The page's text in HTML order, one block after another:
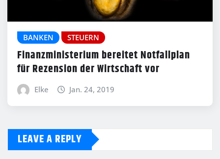
BANKEN STEUERN
Finanzministerium bereitet Notfallplan
für Rezension der Wirtschaft vor
Elke Jan. 24, 2019
LEAVE A REPLY